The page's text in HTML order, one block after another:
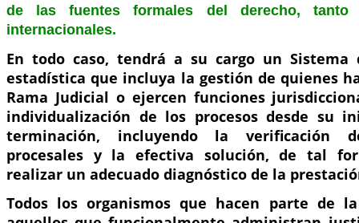
de las fuentes formales del derecho, tanto
internacionales.
En todo caso, tendrá a su cargo un Sistema
estadística que incluya la gestión de quienes
Rama Judicial o ejercen funciones
individualización de los procesos desde su
terminación, incluyendo la verificación
procesales y la efectiva solución, de tal
realizar un adecuado diagnóstico de la
Todos los organismos que hacen parte de